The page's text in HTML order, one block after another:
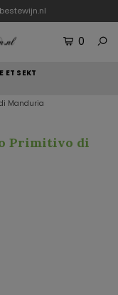
0
ET SEKT
Manduria
Primitivo di